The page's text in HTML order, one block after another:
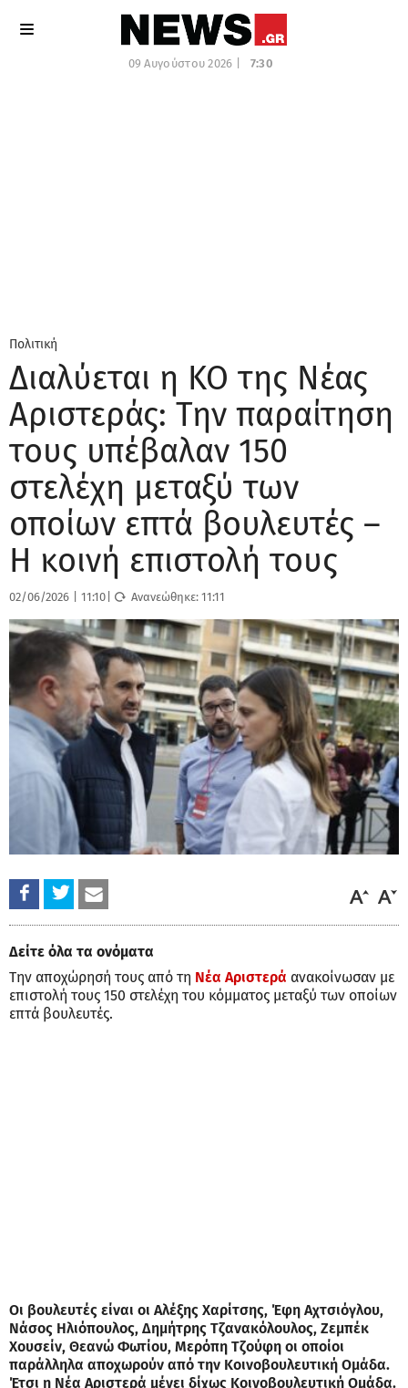
09 Αυγούστου 2026 | 7:30
Πολιτική
Διαλύεται η ΚΟ της Νέας
Αριστεράς: Την παραίτηση
τους υπέβαλαν 150
στελέχη μεταξύ των
οποίων επτά βουλευτές –
Η κοινή επιστολή τους
02/06/2026 11:10 Ανανεώθηκε:11:11
Δείτε όλα τα ονόματα
Την αποχώρησή τους από τη Νέα Αριστερά ανακοίνωσαν με
επιστολή τους 150 στελέχη του κόμματος μεταξύ των οποίων
επτά βουλευτές.
Οι βουλευτές είναι οι Αλέξης Χαρίτσης, Έφη Αχτσιόγλου,
Νάσος Ηλιόπουλος, Δημήτρης Τζανακόλουλος, Ζεμπέκ
Χουσείν, Θεανώ Φωτίου, Μερόπη Τζούφη οι οποίοι
παράλληλα αποχωρούν από την Κοινοβουλευτική Ομάδα.
Έτσι η Νέα Αριστερά μένει δίχως Κοινοβουλευτική Ομάδα.